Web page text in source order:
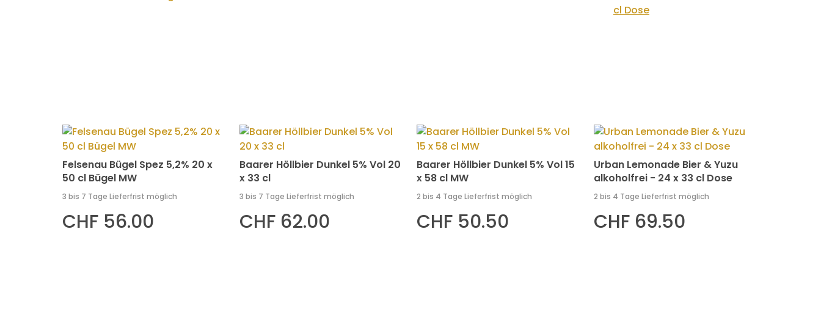
Felsenau Bügel Spez 5,2% 20 x
50 cl Bügel MW
3 bis 7 Tage Lieferfrist möglich
CHF 56.00
Baarer Höllbier Dunkel 5% Vol 20
x 33 cl
3 bis 7 Tage Lieferfrist möglich
CHF 62.00
Baarer Höllbier Dunkel 5% Vol 15
x 58 cl MW
2 bis 4 Tage Lieferfrist möglich
CHF 50.50
Urban Lemonade Bier & Yuzu
alkoholfrei - 24 x 33 cl Dose
2 bis 4 Tage Lieferfrist möglich
CHF 69.50